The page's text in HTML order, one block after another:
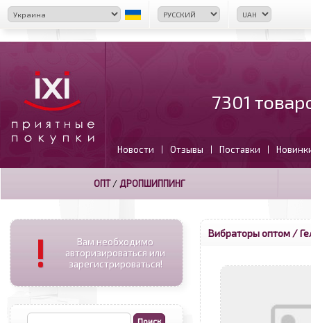
7301
Новости | Отзывы | Поставки |
ОПТ/ ДРОПШИППИНГ
!
Вам необходимо
авторизироваться или
зарегистрироваться!
Вибраторы оптом/